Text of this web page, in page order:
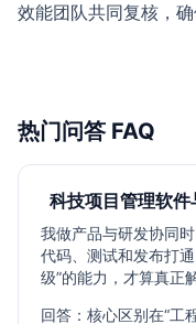
效能团队共同复核，
热门问答 FAQ
科技项目管理软
我做产品与研发协同
代码、测试和发布打
级”的能力，才算真正
回答：核心区别在“工